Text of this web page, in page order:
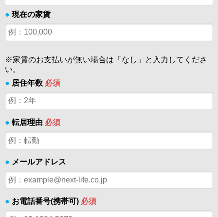
● 現在の家賃
※家賃のお支払いが無い場合は「なし」と入力してくださ
い。
● 居住年数 必須
● 転居理由 必須
● メールアドレス
● お電話番号(携帯可) 必須